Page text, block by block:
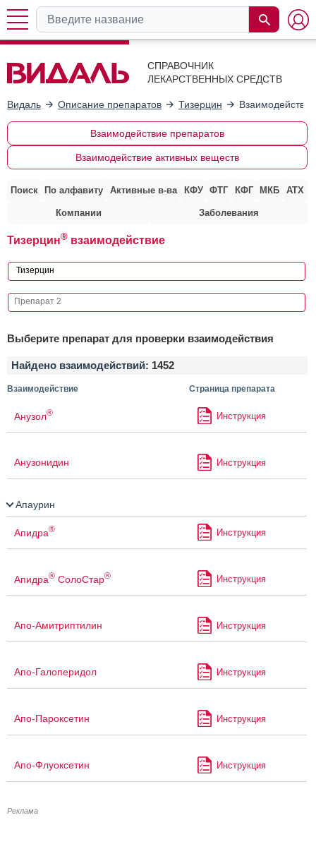
СПРАВОЧНИК
ЛЕКАРСТВЕННЫХ СРЕДСТВ
Видаль Описание препаратов Тизерцин
Взаимодействие препаратов
Взаимодействие активных веществ
Поиск По алфавиту Активные в-ва КФУ ФТГ КФГ МКБ АТХ
Компании Заболевания
Тизерцин® взаимодействие
Выберите препарат для проверки взаимодействия
Найдено взаимодействий: 1452
Взаимодействие Страница препарата
Анузол® Инструкция
Анузонидин Инструкция
Апаурин
Апидра® Инструкция
Апидра® СолоСтар® Инструкция
Апо-Амитриптилин Инструкция
Апо-Галоперидол Инструкция
Апо-Пароксетин Инструкция
Апо-Флуоксетин Инструкция
Реклама